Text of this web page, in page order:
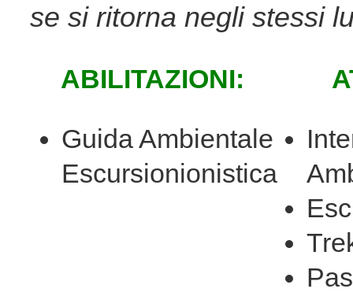
se si ritorna negli stessi
ABILITAZIONI:
Guida Ambientale
Escursionionistica